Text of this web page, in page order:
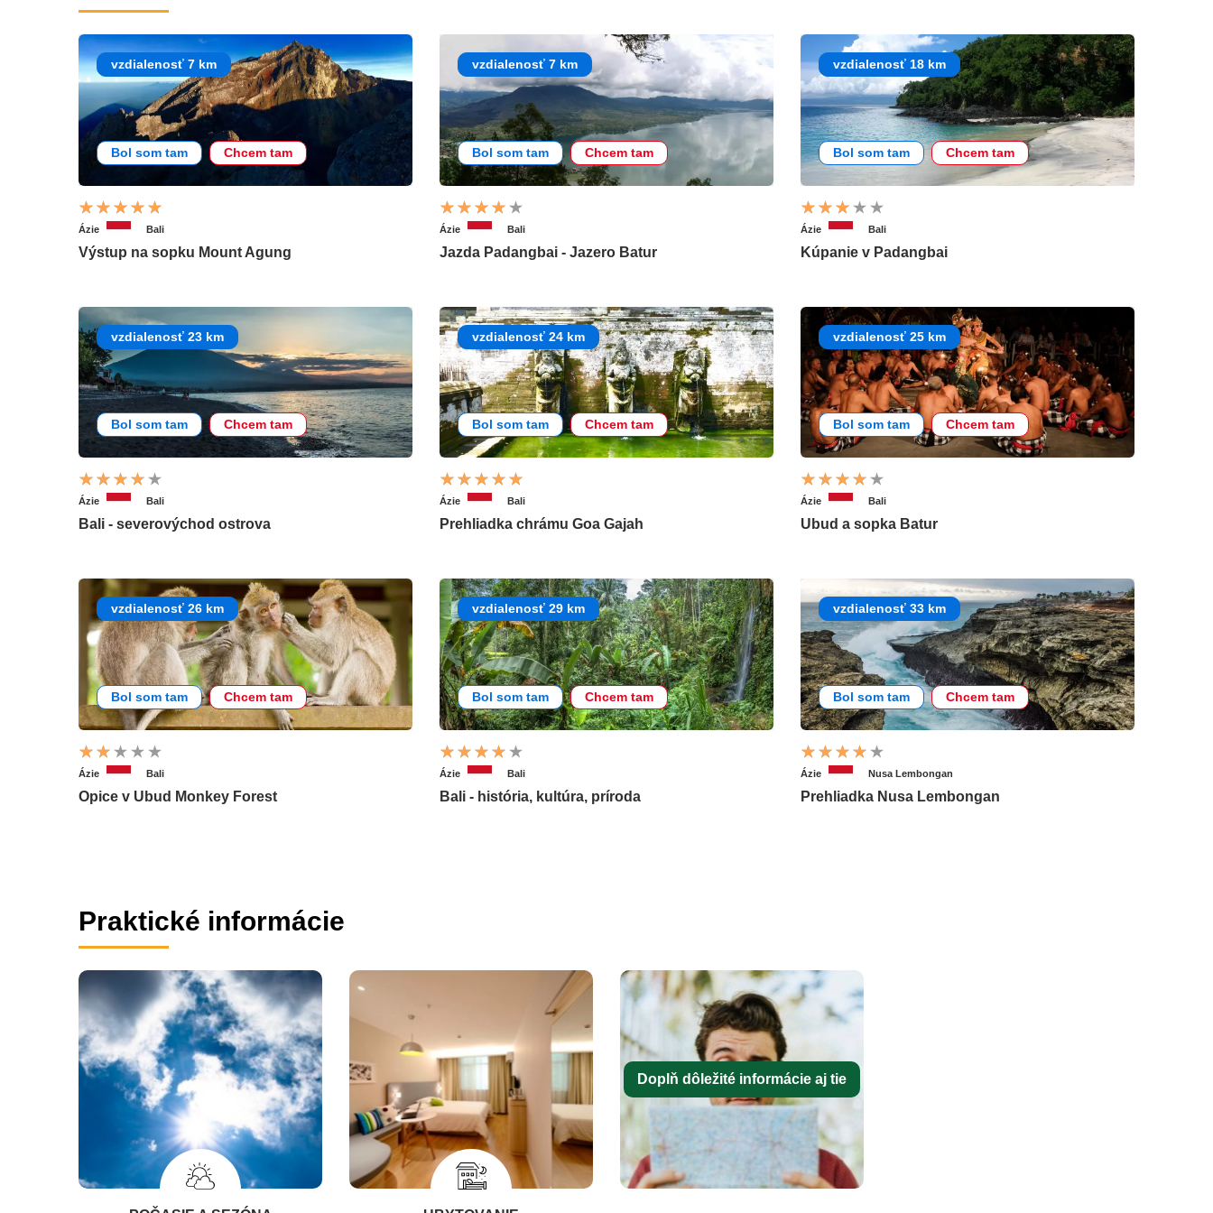
vzdialenosť 7 km
Bol som tam Chcem tam
Ázie Bali
Výstup na sopku Mount Agung
vzdialenosť 7 km
Bol som tam Chcem tam
Ázie Bali
Jazda Padangbai - Jazero Batur
vzdialenosť 18 km
Bol som tam Chcem tam
Ázie Bali
Kúpanie v Padangbai
vzdialenosť 23 km
Bol som tam Chcem tam
Ázie Bali
Bali - severovýchod ostrova
vzdialenosť 24 km
Bol som tam Chcem tam
Ázie Bali
Prehliadka chrámu Goa Gajah
vzdialenosť 25 km
Bol som tam Chcem tam
Ázie Bali
Ubud a sopka Batur
vzdialenosť 26 km
Bol som tam Chcem tam
Ázie Bali
Opice v Ubud Monkey Forest
vzdialenosť 29 km
Bol som tam Chcem tam
Ázie Bali
Bali - história, kultúra, príroda
vzdialenosť 33 km
Bol som tam Chcem tam
Ázie Nusa Lembongan
Prehliadka Nusa Lembongan
Praktické informácie
Doplň dôležité informácie aj tie